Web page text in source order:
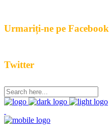
Urmariți-ne pe Facebook
Twitter